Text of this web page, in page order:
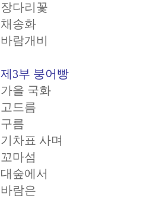
장다리꽃
채송화
바람개비
제3부 붕어빵
가을 국화
고드름
구름
기차표 사며
꼬마섬
대숲에서
바람은